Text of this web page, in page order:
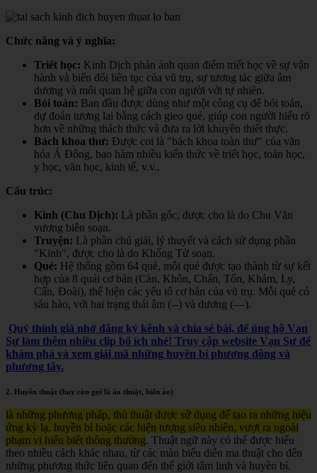
Chức năng và ý nghĩa:
Triết học: Kinh Dịch phản ánh quan điểm triết học về sự vận
hành và biến đổi liên tục của vũ trụ, sự tương tác giữa âm
dương và mối quan hệ giữa con người với tự nhiên.
Bói toán: Ban đầu được dùng như một công cụ để bói toán,
dự đoán tương lai bằng cách gieo quẻ, giúp con người hiểu rõ
hơn về những thách thức và đưa ra lời khuyên thiết thực.
Bách khoa thư: Được coi là "bách khoa toàn thư" của văn
hóa Á Đông, bao hàm nhiều kiến thức về triết học, toán học,
y học, văn học, kinh tế, v.v..
Cấu trúc:
Kinh (Chu Dịch): Là phần gốc, được cho là do Chu Văn
vương biên soạn.
Truyện: Là phần chú giải, lý thuyết và cách sử dụng phần
"Kinh", được cho là do Khổng Tử soạn.
Quẻ: Hệ thống gồm 64 quẻ, mỗi quẻ được tạo thành từ sự kết
hợp của 8 quái cơ bản (Càn, Khôn, Chấn, Tốn, Khảm, Ly,
Cấn, Đoài), thể hiện các yếu tố cơ bản của vũ trụ. Mỗi quẻ có
sáu hào, với hai trạng thái âm (--) và dương (—).
Quý thính giả nhớ đăng ký kênh và chia sẻ bài, để ủng hộ Vạn
Sự làm thêm nhiều clip bổ ích nhé! Truy cập website Vạn Sự để
khám phá và xem giải mã những huyền bí phương đông và
phương tây.
2. Huyền thuật (hay còn gọi là ảo thuật, biến ảo)
là những phương pháp, thủ thuật được sử dụng để tạo ra những hiệu
ứng kỳ lạ, huyền bí hoặc các hiện tượng siêu nhiên, vượt ra ngoài
phạm vi hiểu biết thông thường. Thuật ngữ này có thể được hiểu
theo nhiều cách khác nhau, từ các màn biểu diễn ma thuật cho đến
những phương thức liên quan đến thế giới tâm linh và huyền bí.